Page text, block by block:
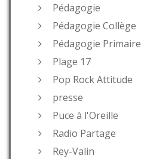
Pédagogie
Pédagogie Collège
Pédagogie Primaire
Plage 17
Pop Rock Attitude
presse
Puce à l'Oreille
Radio Partage
Rey-Valin